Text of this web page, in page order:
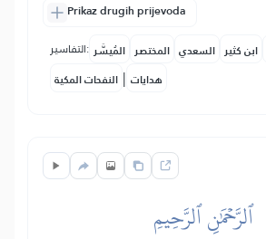
Prikaz drugih prijevoda
التفاسير: المُيسَّر المختصر السعدي ابن كثير
النفحات المكية | هدايات
ٱلرَّحۡمَٰنِ ٱلرَّحِيمِ